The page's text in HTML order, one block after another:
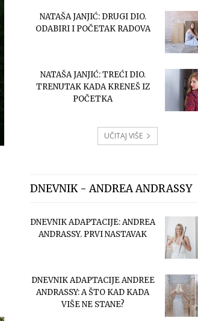
NATAŠA JANJIĆ: DRUGI DIO.
ODABIRI I POČETAK RADOVA
NATAŠA JANJIĆ: TREĆI DIO.
TRENUTAK KADA KRENEŠ IZ
POČETKA
UČITAJ VIŠE
DNEVNIK - ANDREA ANDRASSY
DNEVNIK ADAPTACIJE: ANDREA
ANDRASSY. PRVI NASTAVAK
DNEVNIK ADAPTACIJE ANDREE
ANDRASSY: A ŠTO KAD KADA
VIŠE NE STANE?